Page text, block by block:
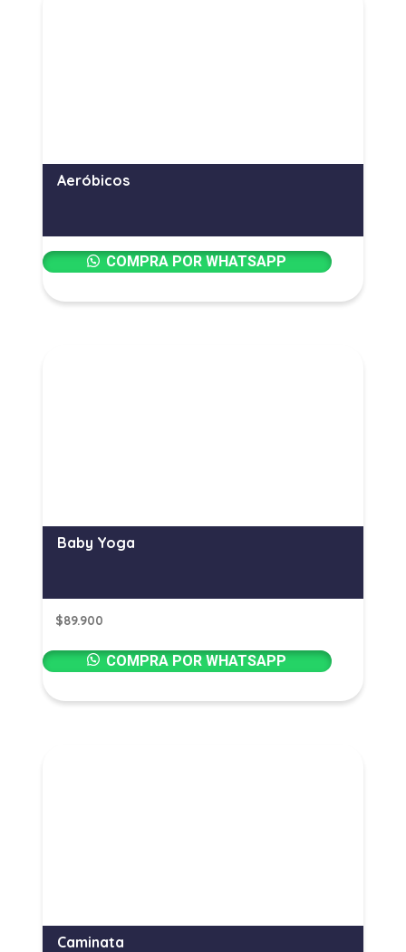
Aeróbicos
COMPRA POR WHATSAPP
Baby Yoga
$89.900
COMPRA POR WHATSAPP
Caminata